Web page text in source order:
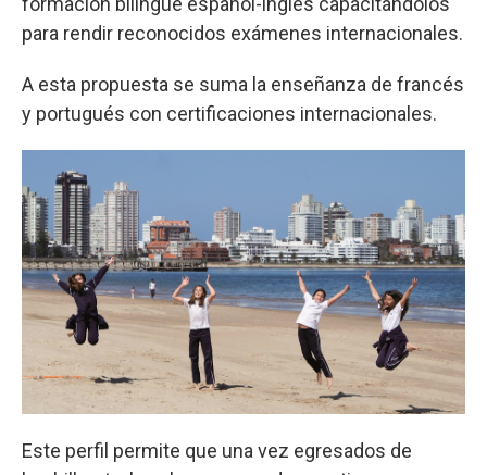
para rendir reconocidos exámenes internacionales.
A esta propuesta se suma la enseñanza de francés
y portugués con certificaciones internacionales.
Este perfil permite que una vez egresados de